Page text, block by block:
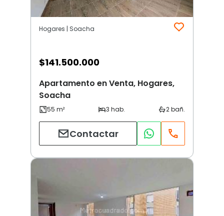
Hogares | Soacha
$141.500.000
Apartamento en Venta, Hogares,
Soacha
Contactar